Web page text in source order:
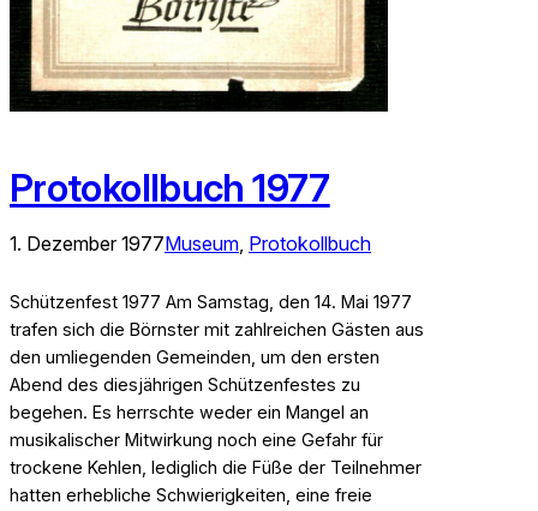
Protokollbuch 1977
1. Dezember 1977Museum, Protokollbuch
Schützenfest 1977 Am Samstag, den 14. Mai 1977
trafen sich die Börnster mit zahlreichen Gästen aus
den umliegenden Gemeinden, um den ersten
Abend des diesjährigen Schützenfestes zu
begehen. Es herrschte weder ein Mangel an
musikalischer Mitwirkung noch eine Gefahr für
trockene Kehlen, lediglich die Füße der Teilnehmer
hatten erhebliche Schwierigkeiten, eine freie